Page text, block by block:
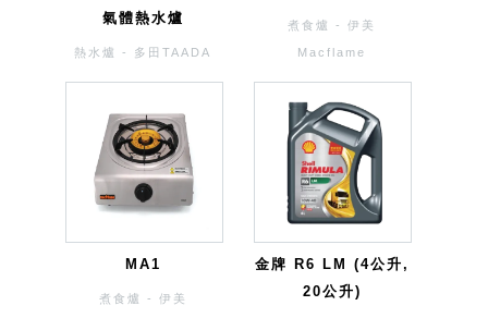
氣體熱水爐
熱水爐 - 多田TAADA
煮食爐 - 伊美
Macflame
MA1
煮食爐 - 伊美
金牌 R6 LM (4公升,
20公升)